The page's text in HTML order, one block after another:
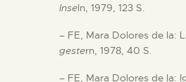
Inseln, 1979, 123 S.
– FE, Mara Dolores de la:
gestern, 1978, 40 S.
– FE, Mara Dolores de la: